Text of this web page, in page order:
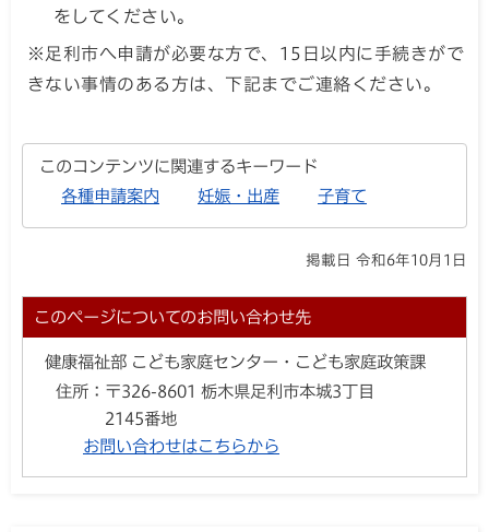
をしてください。
※足利市へ申請が必要な方で、15日以内に手続きがで
きない事情のある方は、下記までご連絡ください。
このコンテンツに関連するキーワード
各種申請案内
妊娠・出産 子育て
掲載日 令和6年10月1日
このページについてのお問い合わせ先
健康福祉部 こども家庭センター・こども家庭政策課
住所： 〒326-8601 栃木県足利市本城3丁目
2145番地
お問い合わせはこちらから